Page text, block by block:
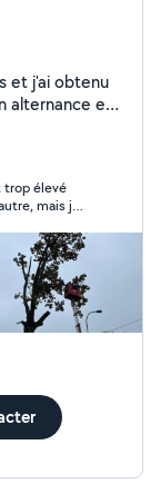
alternance en
un rendu
trop élevé
mais je